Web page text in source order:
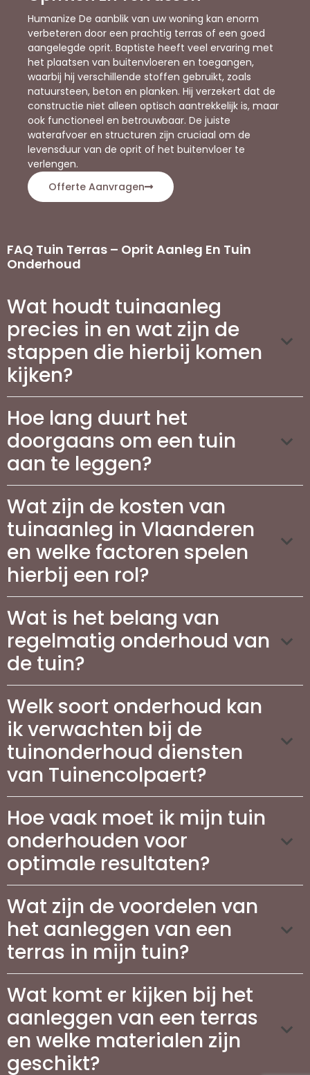
Humanize De aanblik van uw woning kan enorm
verbeteren door een prachtig terras of een goed
aangelegde oprit. Baptiste heeft veel ervaring met
het plaatsen van buitenvloeren en toegangen,
waarbij hij verschillende stoffen gebruikt, zoals
natuursteen, beton en planken. Hij verzekert dat de
constructie niet alleen optisch aantrekkelijk is, maar
ook functioneel en betrouwbaar. De juiste
waterafvoer en structuren zijn cruciaal om de
levensduur van de oprit of het buitenvloer te
verlengen.
Offerte Aanvragen
FAQ Tuin Terras – Oprit Aanleg En Tuin
Onderhoud
Wat houdt tuinaanleg
precies in en wat zijn de
stappen die hierbij komen
kijken?
Hoe lang duurt het
doorgaans om een tuin
aan te leggen?
Wat zijn de kosten van
tuinaanleg in Vlaanderen
en welke factoren spelen
hierbij een rol?
Wat is het belang van
regelmatig onderhoud van
de tuin?
Welk soort onderhoud kan
ik verwachten bij de
tuinonderhoud diensten
van Tuinencolpaert?
Hoe vaak moet ik mijn tuin
onderhouden voor
optimale resultaten?
Wat zijn de voordelen van
het aanleggen van een
terras in mijn tuin?
Wat komt er kijken bij het
aanleggen van een terras
en welke materialen zijn
geschikt?